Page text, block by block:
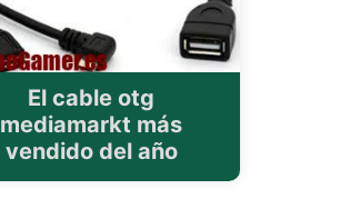
El cable otg
mediamarkt más
vendido del año